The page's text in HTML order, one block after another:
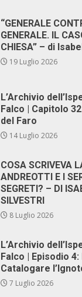
“GENERALE
GENERALE. IL
CHIESA” – di
19 Luglio 2026
L’Archivio
Falco | Capitolo
del Faro
14 Luglio 2026
COSA SCRIVEVA
ANDREOTTI E I
SEGRETI? – DI
SILVESTRI
8 Luglio 2026
L’Archivio
Falco | Episodio 4:
Catalogare
7 Luglio 2026